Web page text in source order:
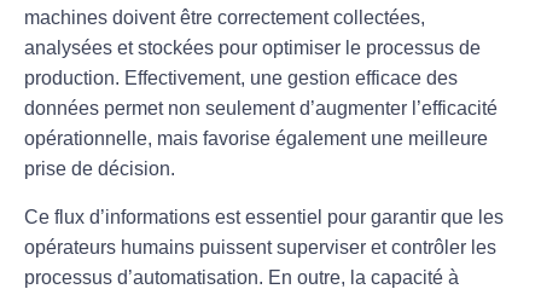
machines doivent être correctement collectées,
analysées et stockées pour optimiser le processus de
production. Effectivement, une gestion efficace des
données permet non seulement d’augmenter l’efficacité
opérationnelle, mais favorise également une meilleure
prise de décision.
Ce flux d’informations est essentiel pour garantir que les
opérateurs humains puissent superviser et contrôler les
processus d’automatisation. En outre, la capacité à